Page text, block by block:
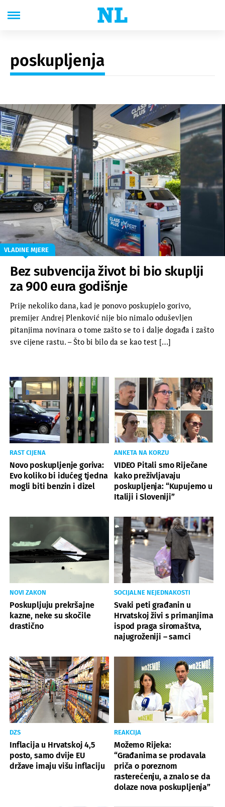
poskupljenja
VLADINE MJERE
Bez subvencija život bi bio skuplji
za 900 eura godišnje
Prije nekoliko dana, kad je ponovo poskupjelo gorivo,
premijer Andrej Plenković nije bio nimalo oduševljen
pitanjima novinara o tome zašto se to i dalje događa i zašto
sve cijene rastu. – Što bi bilo da se kao test […]
RAST CIJENA
Novo poskupljenje goriva:
Evo koliko bi idućeg tjedna
mogli biti benzin i dizel
ANKETA NA KORZU
VIDEO Pitali smo Riječane
kako preživljavaju
poskupljenja: “Kupujemo u
Italiji i Sloveniji”
NOVI ZAKON
Poskupljuju prekršajne
kazne, neke su skočile
drastično
SOCIJALNE NEJEDNAKOSTI
Svaki peti građanin u
Hrvatskoj živi s primanjima
ispod praga siromaštva,
najugroženiji – samci
DZS
Inflacija u Hrvatskoj 4,5
posto, samo dvije EU
države imaju višu inflaciju
REAKCIJA
Možemo Rijeka:
“Građanima se prodavala
priča o poreznom
rasterećenju, a znalo se da
dolaze nova poskupljenja”